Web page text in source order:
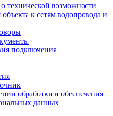
технической возможности
к сетям водопровода и
подключения
обработки и обеспечения
данных